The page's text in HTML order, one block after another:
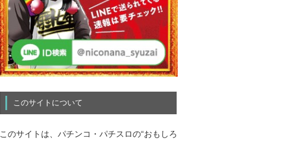
このサイトについて
このサイトは、パチンコ・パチスロの“おもしろ